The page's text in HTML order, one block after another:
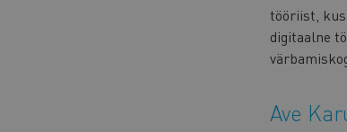
tööriist, kus
digitaalne
Ave